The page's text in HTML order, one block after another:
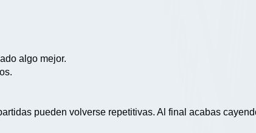
algo mejor.
pueden volverse repetitivas. Al final acabas